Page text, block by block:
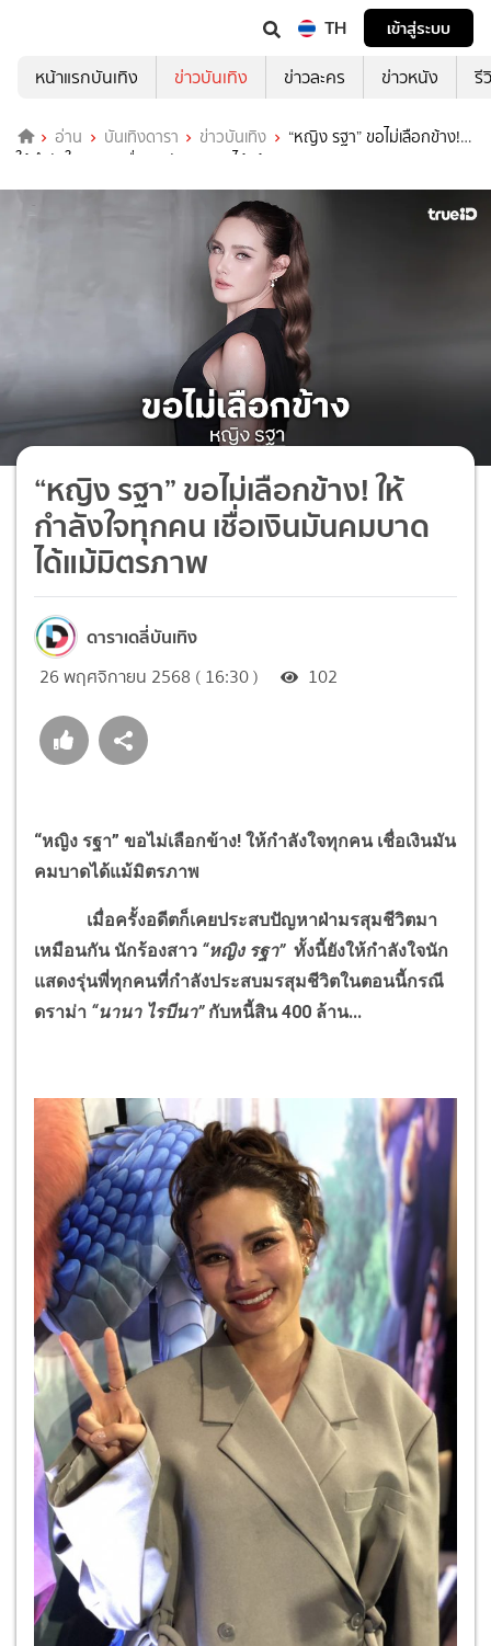
TH
เข้าสู่ระบบ
หน้าแรกบันเทิง
ข่าวบันเทิง ข่าวละคร ข่าวหนัง รี
อ่าน บันเทิงดารา ข่าวบันเทิง
“หญิง รฐา” ขอไม่เลือกข้าง!
ให้กำลังใจทุกคน เชื่อเงินมันคมบาดได้แม้มิตรภาพ
“หญิง รฐา” ขอไม่เลือกข้าง! ให้
กำลังใจทุกคน เชื่อเงินมันคมบาด
ได้แม้มิตรภาพ
ดาราเดลี่บันเทิง
26 พฤศจิกายน 2568 ( 16:30 ) 102
“หญิง รฐา” ขอไม่เลือกข้าง! ให้กำลังใจทุกคน เชื่อเงินมัน
คมบาดได้แม้มิตรภาพ
เมื่อครั้งอดีตก็เคยประสบปัญหาฝ่ามรสุมชีวิตมา
เหมือนกัน นักร้องสาว “หญิง รฐา” ทั้งนี้ยังให้กำลังใจนัก
แสดงรุ่นพี่ทุกคนที่กำลังประสบมรสุมชีวิตในตอนนี้กรณี
ดราม่า “นานา ไรบีนา” กับหนี้สิน 400 ล้าน...